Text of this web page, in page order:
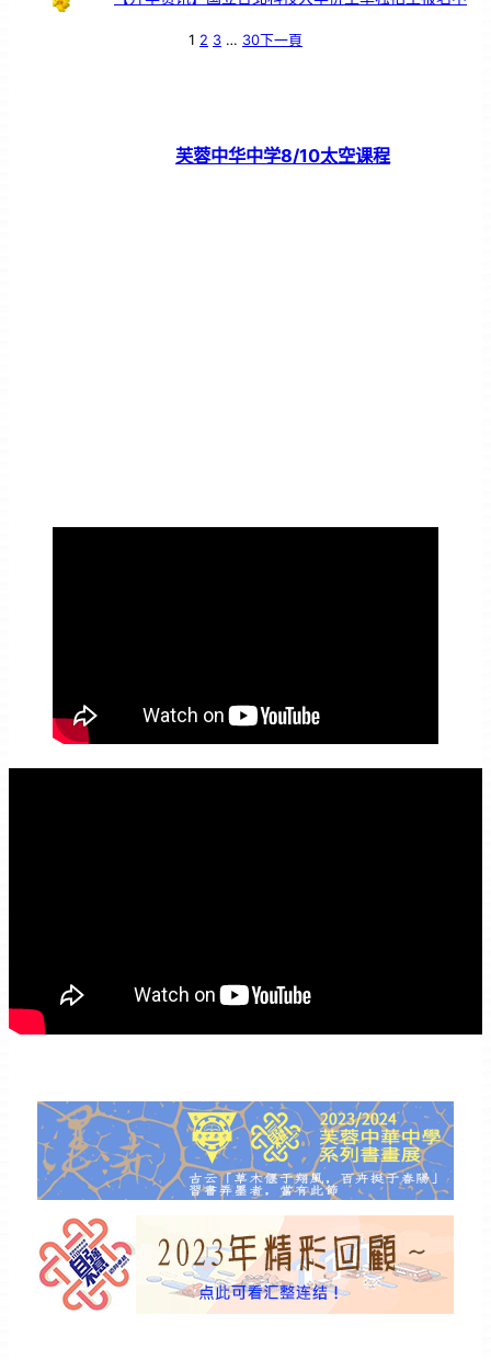
1 2 3 … 30下一頁
芙蓉中华中学8/10太空课程